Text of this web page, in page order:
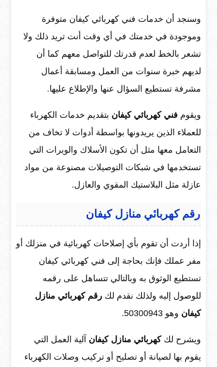
وسنجد أن خدمات فني كهربائي كيفان متوفرة
وموجودة في خدمتك في أي وقت أنت تريد ذلك ولا
تشعر بالخط لعدم قدرتك للتواصل معهم كما أن
لديهم خبرة سنوات من العمل ومسابقة أعمال
مشرفة تستطيع السؤال عنها والإطلاع عليها.
ويقوم فني كهربائي كيفان بتقديم خدمات الكهرباء
للعملاء الذين يريدونها بواسطة أدوات لا تخاف من
التعامل معها مثل أن تكون الأسلاك والويرات التي
تستخدمها في شبكات التوصيلات مصنوعة من مواد
عازلة مثل البلاستيك المقوي والعازل.
رقم كهربائي منازل كيفان
إذا أردت أن تقوم بأي إصلاحات كهربائية في منزلك أو
مفر عملك فإنك بحاجة إلى فني كهربائي كيفان
تستطيع الوثوق به وبالتالي تتساهل على رقمه
للوصول إليه ولذلك نقدم لك رقم كهربائي منازل
كيفان وهو 50300943.
ويشرح لككهربائي منازل كيفان آلية العمل التي
يقوم بها لصيانة أو تصليح أو تركيب وصلات الكهرباء